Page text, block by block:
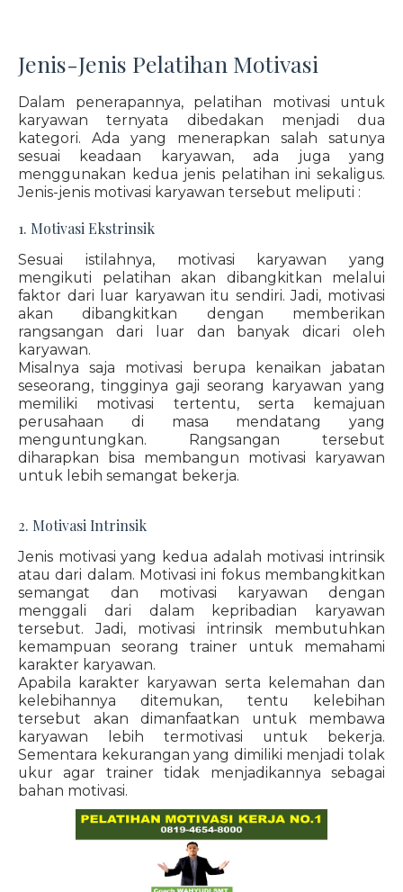
Jenis-Jenis Pelatihan Motivasi
Dalam penerapannya, pelatihan motivasi untuk
karyawan ternyata dibedakan menjadi dua
kategori. Ada yang menerapkan salah satunya
sesuai keadaan karyawan, ada juga yang
menggunakan kedua jenis pelatihan ini sekaligus.
Jenis-jenis motivasi karyawan tersebut meliputi :
1. Motivasi Ekstrinsik
Sesuai istilahnya, motivasi karyawan yang
mengikuti pelatihan akan dibangkitkan melalui
faktor dari luar karyawan itu sendiri. Jadi, motivasi
akan dibangkitkan dengan memberikan
rangsangan dari luar dan banyak dicari oleh
karyawan.
Misalnya saja motivasi berupa kenaikan jabatan
seseorang, tingginya gaji seorang karyawan yang
memiliki motivasi tertentu, serta kemajuan
perusahaan di masa mendatang yang
menguntungkan. Rangsangan tersebut
diharapkan bisa membangun motivasi karyawan
untuk lebih semangat bekerja.
2. Motivasi Intrinsik
Jenis motivasi yang kedua adalah motivasi intrinsik
atau dari dalam. Motivasi ini fokus membangkitkan
semangat dan motivasi karyawan dengan
menggali dari dalam kepribadian karyawan
tersebut. Jadi, motivasi intrinsik membutuhkan
kemampuan seorang trainer untuk memahami
karakter karyawan.
Apabila karakter karyawan serta kelemahan dan
kelebihannya ditemukan, tentu kelebihan
tersebut akan dimanfaatkan untuk membawa
karyawan lebih termotivasi untuk bekerja.
Sementara kekurangan yang dimiliki menjadi tolak
ukur agar trainer tidak menjadikannya sebagai
bahan motivasi.